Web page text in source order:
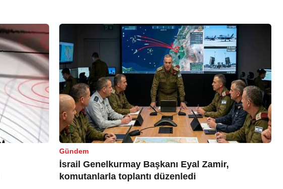
Gündem
İsrail Genelkurmay Başkanı Eyal Zamir,
komutanlarla toplantı düzenledi